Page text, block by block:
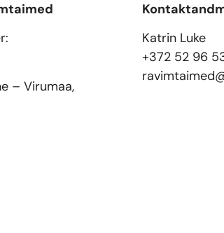
– Virumaa,
Katrin Luke
+372 52 96